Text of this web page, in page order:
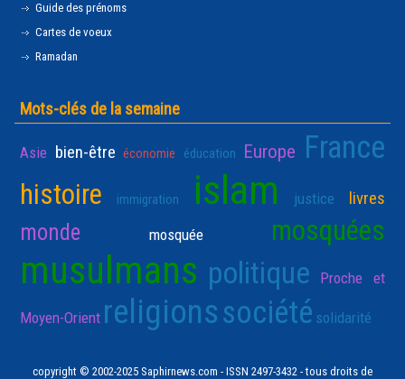
Guide des prénoms
Cartes de voeux
Ramadan
Mots-clés de la semaine
Asie bien-être économie éducation Europe France
histoire immigration islam justice livres
monde mosquée mosquées
musulmans politique Proche et
Moyen-Orient religionssociété solidarité
copyright © 2002-2025 Saphirnews.com - ISSN 2497-3432 - tous droits de